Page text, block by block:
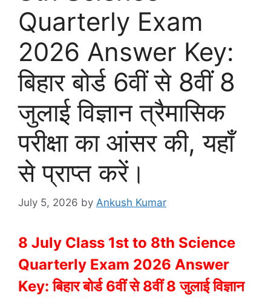
Quarterly Exam
2026 Answer Key:
बिहार बोर्ड 6वीं से 8वीं 8
जुलाई विज्ञान त्रैमासिक
परीक्षा का आंसर की, यहाँ
से प्राप्त करें।
July 5, 2026 by Ankush Kumar
8 July Class 1st to 8th Science
Quarterly Exam 2026 Answer
Key: बिहार बोर्ड 6वीं से 8वीं 8 जुलाई विज्ञान